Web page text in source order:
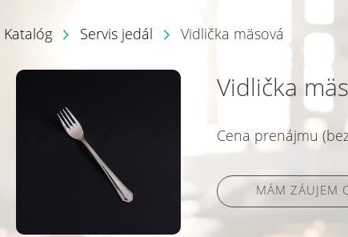
Katalóg Servis jedál Vidlička mäsová
Vidlička
Cena prenájmu
MÁM ZÁUJEM